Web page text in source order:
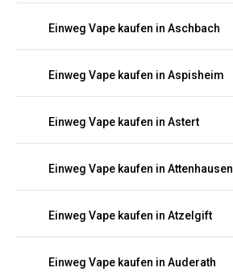
Einweg Vape kaufen in Aschbach
Einweg Vape kaufen in Aspisheim
Einweg Vape kaufen in Astert
Einweg Vape kaufen in Attenhausen
Einweg Vape kaufen in Atzelgift
Einweg Vape kaufen in Auderath